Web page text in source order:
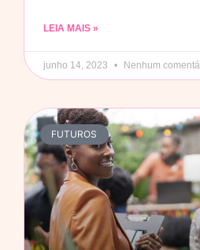
LEIA MAIS »
junho 14, 2023 Nenhum
FUTUROS